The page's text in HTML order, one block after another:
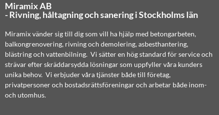
Miramix AB
- Rivning, håltagning och sanering i Stockholms län
Miramix vänder sig till dig som vill ha hjälp med betongarbeten,
balkongrenovering, rivning och demolering, asbesthantering,
blästring och vattenbilning. Vi sätter en hög standard för service och
strävar efter skräddarsydda lösningar som uppfyller våra kunders
unika behov. Vi erbjuder våra tjänster både till företag,
privatpersoner och bostadsrättsföreningar och arbetar både inom-
och utomhus.